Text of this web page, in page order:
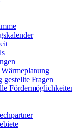
gestellte Fragen